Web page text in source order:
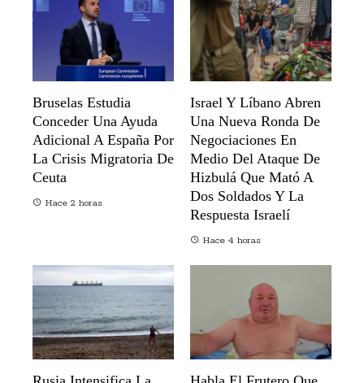
Bruselas Estudia
Conceder Una Ayuda
Adicional A España Por
La Crisis Migratoria De
Ceuta
Hace 2 horas
Israel Y Líbano Abren
Una Nueva Ronda De
Negociaciones En
Medio Del Ataque De
Hizbulá Que Mató A
Dos Soldados Y La
Respuesta Israelí
Hace 4 horas